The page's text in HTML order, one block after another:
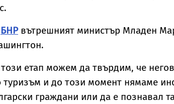
БНРвътрешният министър Младен
етап можем да твърдим, че
туризъм и до този момент нямаме
граждани или да е познавал